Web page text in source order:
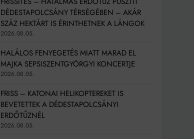
DÉDESTAPOLCSÁNY TÉRSÉGÉBEN – AKÁR
SZÁZ HEKTÁRT IS ÉRINTHETNEK A LÁNGOK
2026.08.05.
HALÁLOS FENYEGETÉS MIATT MARAD EL
MAJKA SEPSISZENTGYÖRGYI KONCERTJE
2026.08.05.
FRISS – KATONAI HELIKOPTEREKET IS
BEVETETTEK A DÉDESTAPOLCSÁNYI
ERDŐTŰZNÉL
2026.08.05.